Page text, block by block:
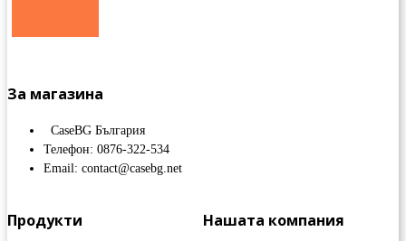
За магазина
CaseBG България
Телефон: 0876-322-534
Email: contact@casebg.net
Продукти Нашата компания